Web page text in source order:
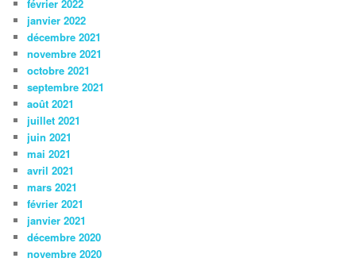
février 2022
janvier 2022
décembre 2021
novembre 2021
octobre 2021
septembre 2021
août 2021
juillet 2021
juin 2021
mai 2021
avril 2021
mars 2021
février 2021
janvier 2021
décembre 2020
novembre 2020